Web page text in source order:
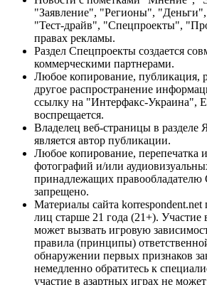
"Заявление", "Регионы",
"Тест-драйв", "Спецпроекты",
правах рекламы.
Раздел Спецпроекты создается
коммерческими партнерами.
Любое копирование, публикация,
другое распространение
ссылку на "Интерфакс-Украина",
воспрещается.
Владелец веб-страницы в разделе
является автор публикации.
Любое копирование, перепечатка
фотографий и/или
принадлежащих правообладателю
запрещено.
Материалы сайта korrespondent.net
лиц старше 21 года (21+). Участие
может вызвать игровую
правила (принципы)
обнаружении первых признаков
немедленно обратитесь к
участие в азартных играх не